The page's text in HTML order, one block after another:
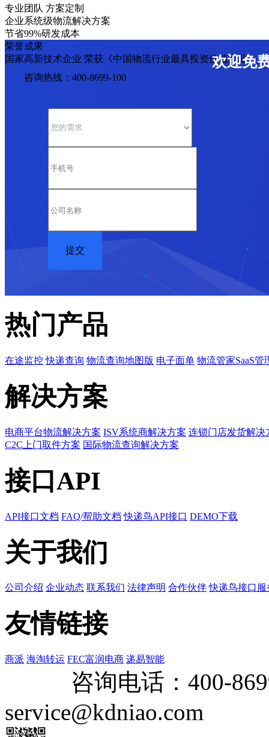
专业团队 方案定制
企业系统级物流解决方案
节省99%研发成本
荣誉成果
国家高新技术企业 荣获《中国物流行业最具投资价值企业》
欢迎免
咨询热线：400-8699-100
热门产品
在途监控 快递查询 物流查询地图版 电子面单 物流管家SaaS管
解决方案
电商平台物流解决方案 ISV系统商解决方案 连锁门店发货解决
C2C上门取件方案 国际物流查询解决方案
接口API
API接口文档 FAQ/帮助文档 快递鸟API接口 DEMO下载
关于我们
公司介绍 企业动态 联系我们 法律声明 合作伙伴 快递鸟接口服
友情链接
商派 海淘转运 FEC富润电商 递易智能
咨询电话： 400-
service@kdniao.com